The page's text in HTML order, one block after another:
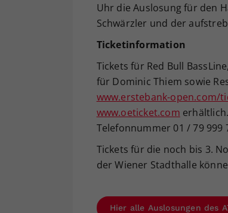
Uhr die Auslosung für den
Schwärzler und der
Ticketinformation
Tickets für Red Bull
für Dominic Thiem sowie
www.erstebank-open.com/
www.oeticket.com
Telefonnummer 01 / 79 999
Tickets für die noch bis 3.
der Wiener Stadthalle
Hier alle Auslosungen des